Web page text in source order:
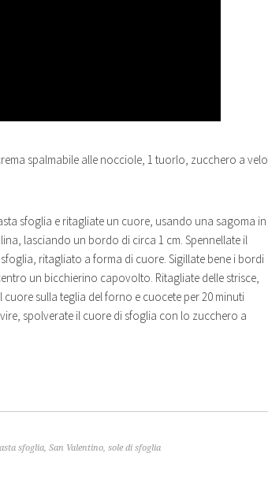
spalmabile alle nocciole, 1 tuorlo, zucchero a velo
sfoglia e ritagliate un cuore, usando una sagoma in
lasciando un bordo di circa 1 cm. Spennellate il
ritagliato a forma di cuore. Sigillate bene i bordi
un bicchierino capovolto. Ritagliate delle strisce,
cuore sulla teglia del forno e cuocete per 20 minuti
spolverate il cuore di sfoglia con lo zucchero a
sfoglia, San Valentino, sole di sfoglia